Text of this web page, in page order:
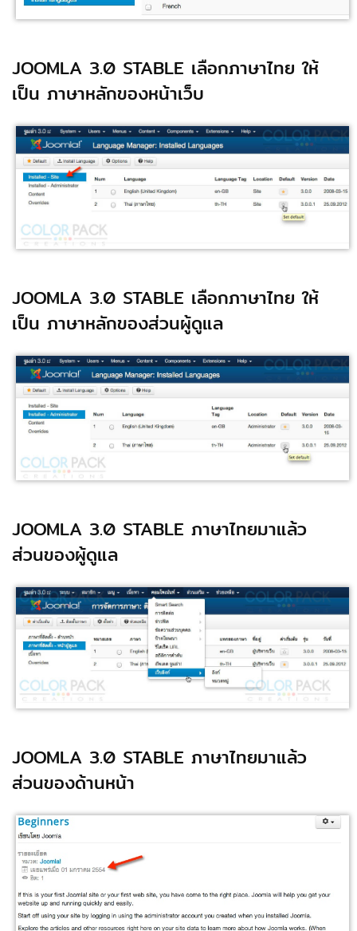
JOOMLA 3.0 STABLE เลือกภาษาไทย ให้
เป็น ภาษาหลักของหน้าเว็บ
JOOMLA 3.0 STABLE เลือกภาษาไทย ให้
เป็น ภาษาหลักของส่วนผู้ดูแล
JOOMLA 3.0 STABLE ภาษาไทยมาแล้ว
ส่วนของผู้ดูแล
JOOMLA 3.0 STABLE ภาษาไทยมาแล้ว
ส่วนของด้านหน้า